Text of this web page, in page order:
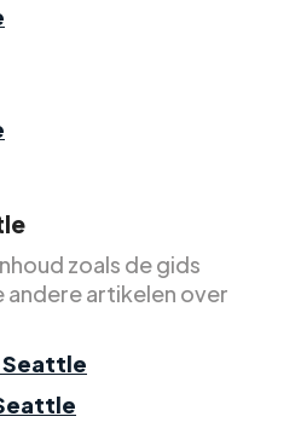
zoals de gids
andere artikelen over
Seattle